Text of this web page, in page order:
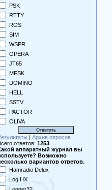
PSK
RTTY
ROS
SIM
WSPR
OPERA
JT65
MFSK
DOMINO
HELL
SSTV
PACTOR
OLIVA
| Архив опросов
ответов: 1253
аппаратный журнал вы
Возможно
вариантов ответов.
Hamradio Delux
Log HX
Logger32